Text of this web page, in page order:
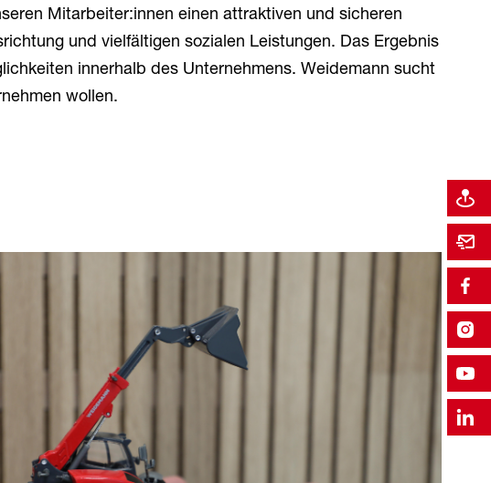
Mitarbeiter:innen einen attraktiven und sicheren
und vielfältigen sozialen Leistungen. Das Ergebnis
innerhalb des Unternehmens. Weidemann sucht
wollen.